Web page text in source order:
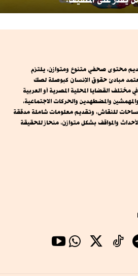
محتوى صحفي متنوع ومتوازن، يلتزم
ويعتمد مبادئ حقوق الإنسان كبوصلة لصك
القضايا المحلية المصرية أو العربية
والمضطهدين والحركات الاجتماعية،
للنقاش، وتقديم معلومات شاملة مدققة
والمواقف بشكل متوازن، منحاز للحقيقة